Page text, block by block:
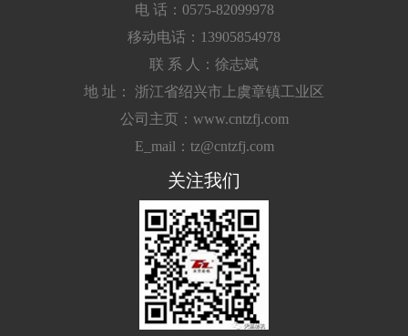
电 话：0575-82099978
移动电话：13905854978
联 系 人：徐志斌
地 址： 浙江省绍兴市上虞章镇工业区
公司主页：www.cntzfj.com
E_mail：tz@cntzfj.com
关注我们